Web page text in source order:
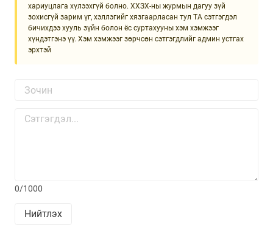
хариуцлага хүлээхгүй болно. ХХЗХ-ны журмын дагуу зүй
зохисгүй зарим үг, хэллэгийг хязгаарласан тул ТА сэтгэгдэл
бичихдээ хууль зүйн болон ёс суртахууны хэм хэмжээг
хүндэтгэнэ үү. Хэм хэмжээг зөрчсөн сэтгэгдлийг админ устгах
эрхтэй
0/1000
Нийтлэх